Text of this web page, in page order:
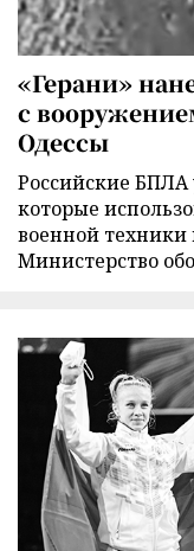
«Герани»
с
Одессы
Российские
которые
военной
Министерство